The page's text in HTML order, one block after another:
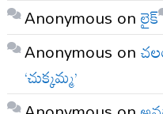
Anonymous onలైక్
Anonymous on
‘చుక్కమ్మ’